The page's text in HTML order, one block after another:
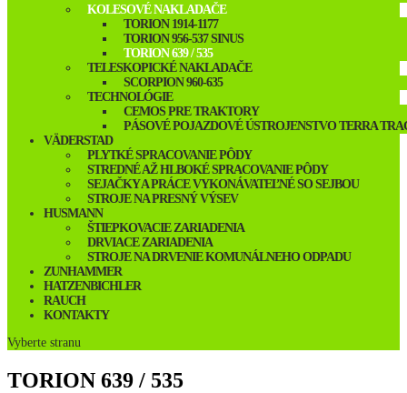
KOLESOVÉ NAKLADAČE
TORION 1914-1177
TORION 956-537 SINUS
TORION 639 / 535
TELESKOPICKÉ NAKLADAČE
SCORPION 960-635
TECHNOLÓGIE
CEMOS PRE TRAKTORY
PÁSOVÉ POJAZDOVÉ ÚSTROJENSTVO TERRA
VÄDERSTAD
PLYTKÉ SPRACOVANIE PÔDY
STREDNÉ AŽ HLBOKÉ SPRACOVANIE PÔDY
SEJAČKY A PRÁCE VYKONÁVATEĽNÉ SO SEJBOU
STROJE NA PRESNÝ VÝSEV
HUSMANN
ŠTIEPKOVACIE ZARIADENIA
DRVIACE ZARIADENIA
STROJE NA DRVENIE KOMUNÁLNEHO ODPADU
ZUNHAMMER
HATZENBICHLER
RAUCH
KONTAKTY
Vyberte stranu
TORION 639 / 535